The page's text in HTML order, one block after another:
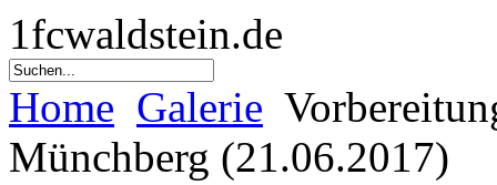
1fcwaldstein.de
Home Galerie
Münchberg (21.06.2017)